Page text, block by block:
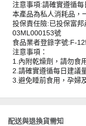
注意事項:請確實遵循每
本產品為私人消耗品，
投保責任險:已投保富
03ML000153號
食品業者登錄字號:F-
注意事項：
1.內附乾燥劑，請勿食
2.請確實遵循每日建議
3.避免睡前食用，孕婦
配送與退換貨需知